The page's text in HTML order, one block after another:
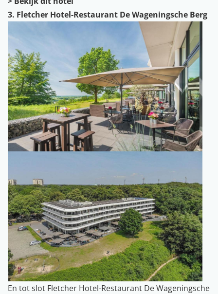
3. Fletcher Hotel-Restaurant De Wageningsche Berg
En tot slot Fletcher Hotel-Restaurant De Wageningsche